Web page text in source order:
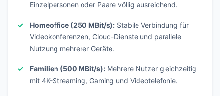
Einzelpersonen oder Paare völlig ausreichend.
Homeoffice (250 MBit/s): Stabile Verbindung für
Videokonferenzen, Cloud-Dienste und parallele
Nutzung mehrerer Geräte.
Familien (500 MBit/s): Mehrere Nutzer gleichzeitig
mit 4K-Streaming, Gaming und Videotelefonie.